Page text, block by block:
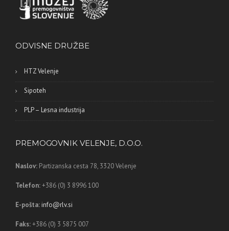
ODVISNE DRUŽBE
HTZ Velenje
Sipoteh
PLP – Lesna industrija
PREMOGOVNIK VELENJE, D.O.O.
Naslov: Partizanska cesta 78, 3320 Velenje
Telefon:+386 (0) 3 8996 100
E-pošta: info@rlv.si
Faks:+386 (0) 3 5875 007